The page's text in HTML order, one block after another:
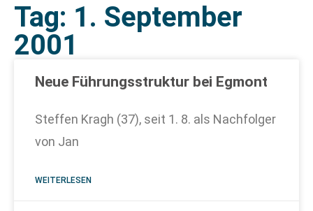
Tag: 1. September
2001
Neue Führungsstruktur bei Egmont
Steffen Kragh (37), seit 1. 8. als Nachfolger
von Jan
WEITERLESEN